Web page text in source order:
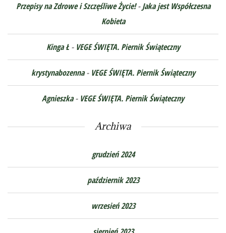
Przepisy na Zdrowe i Szczęśliwe Życie!-Jaka jest Współczesna
Kobieta
Kinga Ł- VEGE ŚWIĘTA. Piernik Świąteczny
krystynabozenna- VEGE ŚWIĘTA. Piernik Świąteczny
Agnieszka- VEGE ŚWIĘTA. Piernik Świąteczny
Archiwa
grudzień 2024
październik 2023
wrzesień 2023